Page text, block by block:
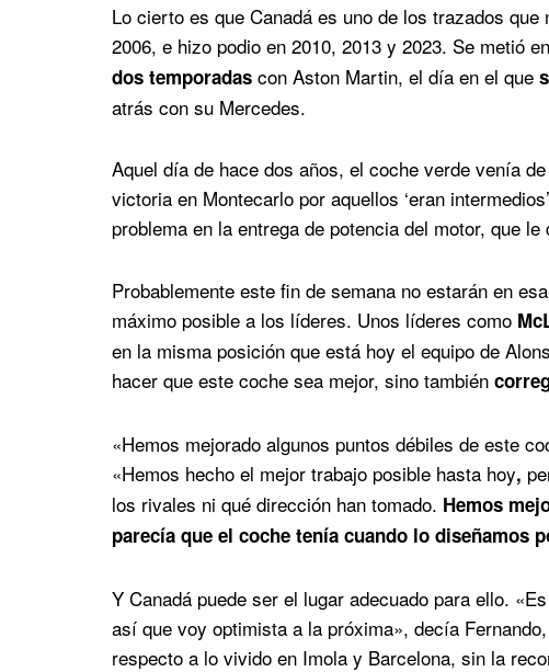
Lo cierto es que Canadá es uno de los trazados
2006, e hizo podio en 2010, 2013 y 2023. Se metió en
dos temporadas con Aston Martin, el día en el que
atrás con su Mercedes.
Aquel día de hace dos años, el coche verde venía
victoria en Montecarlo por aquellos ‘eran
problema en la entrega de potencia del motor, que
Probablemente este fin de semana no estarán en
máximo posible a los líderes. Unos líderes como
en la misma posición que está hoy el equipo de
hacer que este coche sea mejor, sino también
«Hemos mejorado algunos puntos débiles de este
«Hemos hecho el mejor trabajo posible hasta hoy,
los rivales ni qué dirección han tomado. Hemos
parecía que el coche tenía cuando lo diseñamos
Y Canadá puede ser el lugar adecuado para ello.
así que voy optimista a la próxima», decía
respecto a lo vivido en Imola y Barcelona, sin la